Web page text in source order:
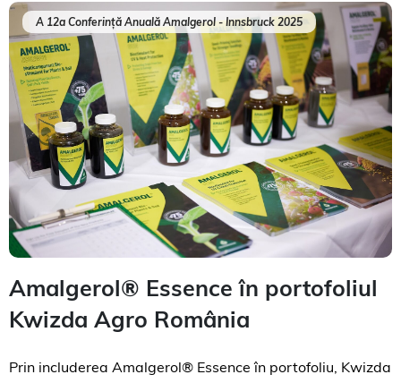
A 12a Conferință Anuală Amalgerol - Innsbruck 2025
Amalgerol® Essence în portofoliul
Kwizda Agro România
Prin includerea Amalgerol® Essence în portofoliu, Kwizda